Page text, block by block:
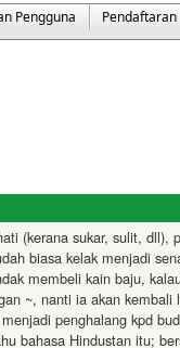
Pengguna Pendaftaran
(kerana sukar, sulit,
biasa kelak menjadi
membeli kain baju,
~, nanti ia akan
penghalang kpd
bahasa Hindustan itu;